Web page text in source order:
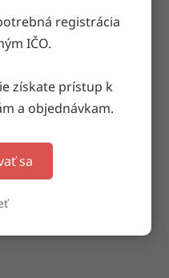
registrácia
IČO.
získate prístup k
a objednávkam.
sa